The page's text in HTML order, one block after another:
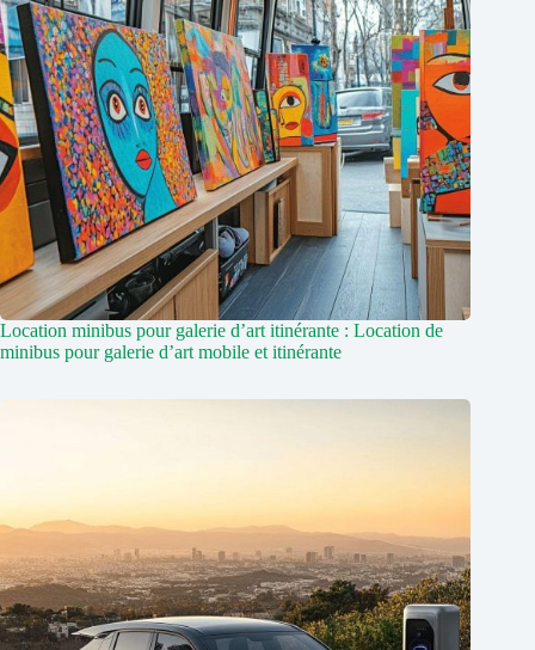
Location minibus pour galerie d’art itinérante : Location de
minibus pour galerie d’art mobile et itinérante